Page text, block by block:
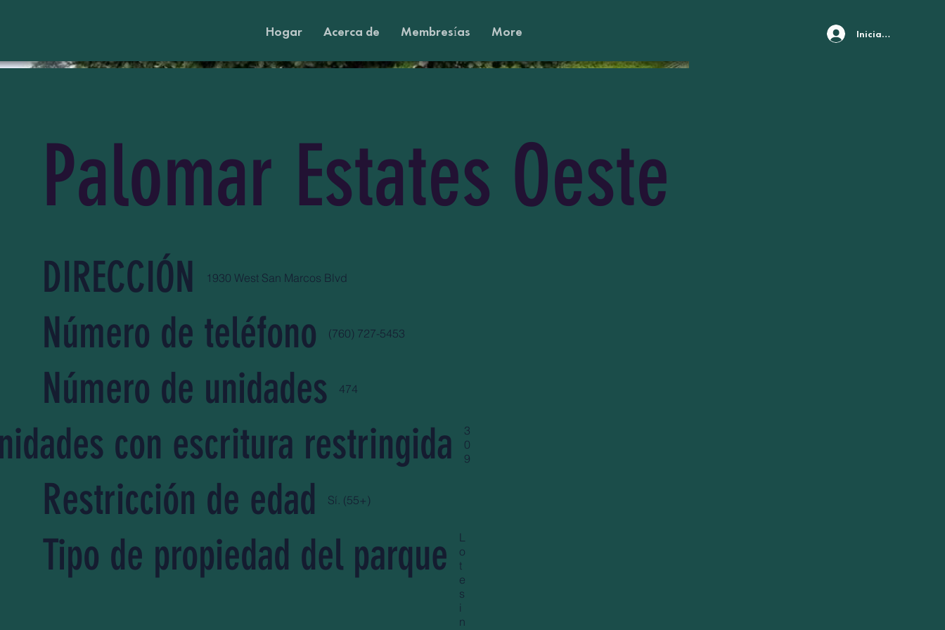
Hogar Acerca de Membresías More Iniciar sesión
Palomar Estates Oeste
DIRECCIÓN 1930 West San Marcos Blvd
Número de teléfono (760) 727-5453
Número de unidades 474
con escritura restringida
3
0
9
Restricción de edad Sí. (55+)
Tipo de propiedad del parque
L
o
t
e
s
i
n